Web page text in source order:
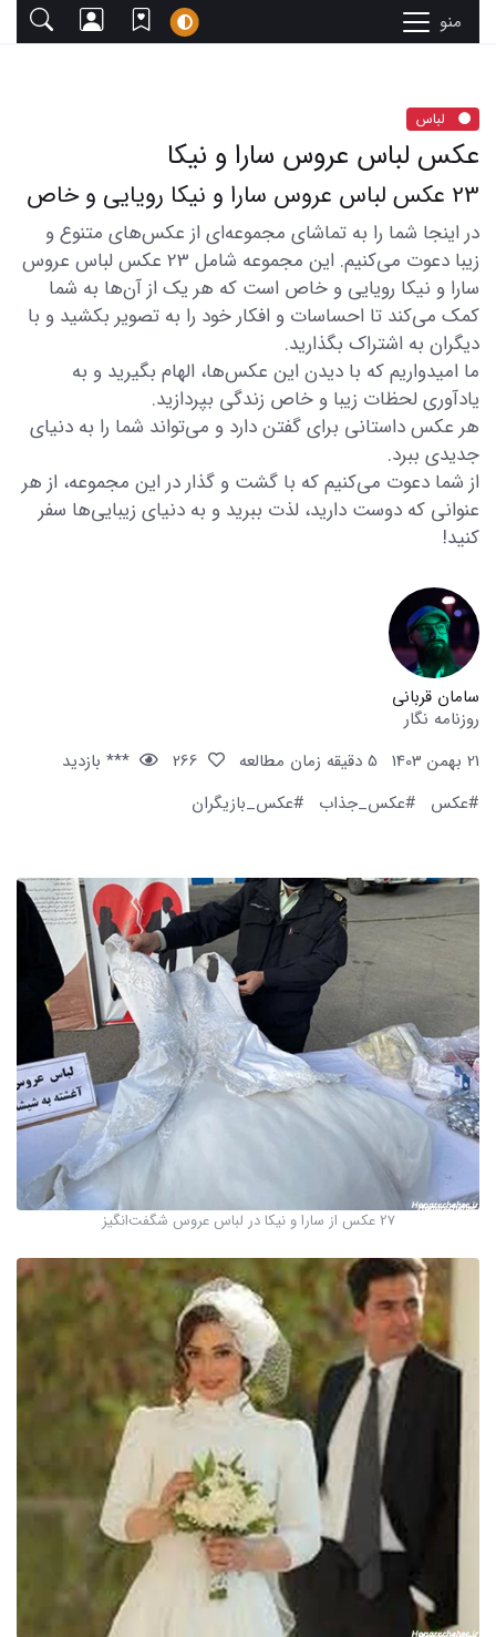
منو
لباس
عکس لباس عروس سارا و نیکا
23 عکس لباس عروس سارا و نیکا رویایی و خاص
در اینجا شما را به تماشای مجموعه‌ای از عکس‌های متنوع و
زیبا دعوت می‌کنیم. این مجموعه شامل 23 عکس لباس عروس
سارا و نیکا رویایی و خاص است که هر یک از آن‌ها به شما
کمک می‌کند تا احساسات و افکار خود را به تصویر بکشید و با
دیگران به اشتراک بگذارید.
ما امیدواریم که با دیدن این عکس‌ها، الهام بگیرید و به
یادآوری لحظات زیبا و خاص زندگی بپردازید.
هر عکس داستانی برای گفتن دارد و می‌تواند شما را به دنیای
جدیدی ببرد.
از شما دعوت می‌کنیم که با گشت و گذار در این مجموعه، از هر
عنوانی که دوست دارید، لذت ببرید و به دنیای زیبایی‌ها سفر
کنید!
سامان قربانی
روزنامه نگار
21 بهمن 1403
5 دقیقه زمان مطالعه
*** بازدید
#عکس
#عکس_جذاب #عکس_بازیگران
27 عکس از سارا و نیکا در لباس عروس شگفت‌انگیز